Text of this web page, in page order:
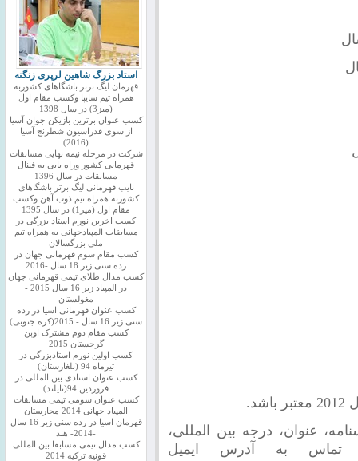
عنوان، درجه بین المللی،
تماس به آدرس ایمیل
استاد بزرگ شاهین لرپری زنگنه
قهرمان لیگ برتر باشگاهای کشوربه
همراه تیم سایپا وکسب مقام اول
(میز3) در سال 1398
کسب عنوان برترین بازیکن جوان آسیا
از سوی فدراسیون شطرنج آسیا
(2016)
شرکت در مرحله نیمه نهایی مسابقات
قهرمانی کشور وراه یابی به فینال
مسابقات در سال 1396
نایب قهرمانی لیگ برتر باشگاهای
کشوربه همراه تیم ذوب آهن وکسب
مقام اول (میز1) در سال 1395
کسب اخرین نورم استاد بزرگی در
مسابقات المپیادجهانی به همراه تیم
ملی بزرگسالان
کسب مقام سوم قهرمانی جهان در
رده سنی زیر 18 سال -2016
کسب مدال طلای تیمی قهرمانی جهان
در المپیاد زیر 16 سال 2015 -
مغولستان
کسب عنوان قهرمانی اسیا در رده
سنی زیر 16 سال - 2015(کره جنوبی)
کسب مقام دوم مشترک اوپن
گرجستان 2015
کسب اولین نورم استادبزرگی در
تیرماه 94 (بلغارستان)
کسب عنوان استادی بین المللی در
فروردین 94(تایلند)
کسب عنوان سومی تیمی مسابقات
المپیاد جهانی 2014 مجارستان
قهرمان اسیا در رده سنی زیر 16 سال
-2014- هند
کسب مدال تیمی مسابقا بین المللی
قونیه ترکیه 2014